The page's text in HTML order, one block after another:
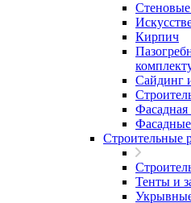
Кирпич
Сайдинг
Фасадная
Строительные
Тенты и